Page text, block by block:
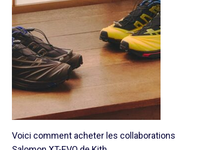
Voici comment acheter les collaborations